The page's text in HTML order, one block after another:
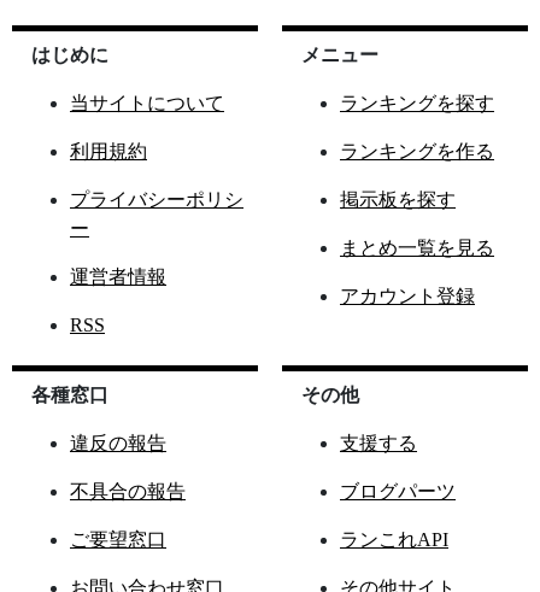
はじめに
当サイトについて
利用規約
プライバシーポリシ
ー
運営者情報
RSS
メニュー
ランキングを探す
ランキングを作る
掲示板を探す
まとめ一覧を見る
アカウント登録
各種窓口
違反の報告
不具合の報告
ご要望窓口
お問い合わせ窓口
その他
支援する
ブログパーツ
ランこれAPI
その他サイト